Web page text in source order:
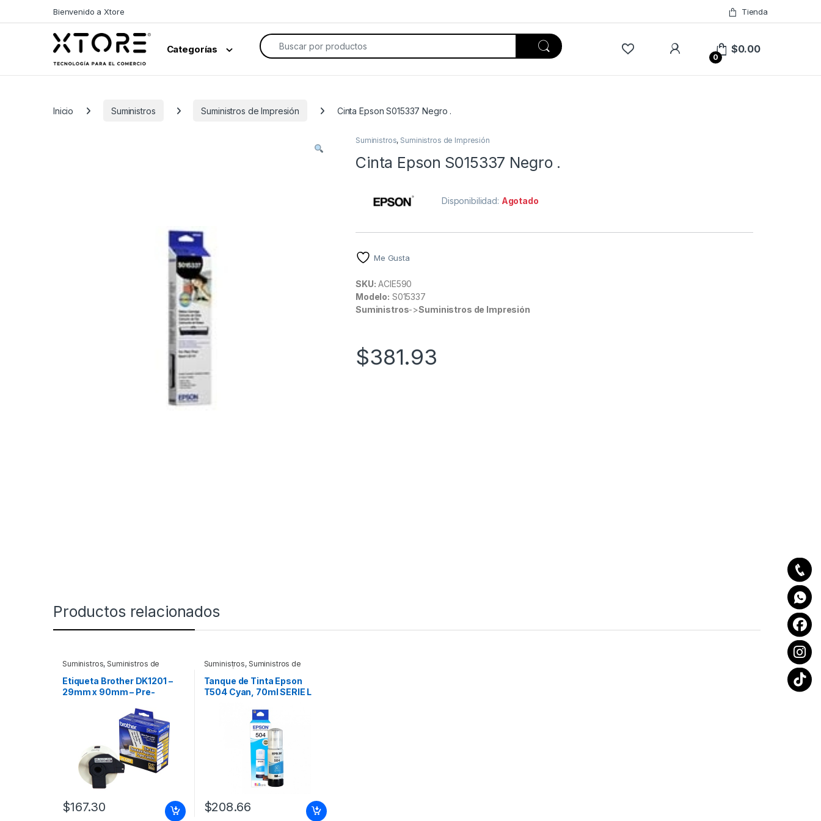
Bienvenido a Xtore Tienda
Categorías
Search for:
0
$0.00
Inicio Suministros Suministros de Impresión Cinta Epson S015337 Negro .
Suministros, Suministros de Impresión
Cinta Epson S015337 Negro .
Disponibilidad: Agotado
Me Gusta
SKU: ACIE590
Modelo: S015337
Suministros->Suministros de Impresión
$381.93
Productos relacionados
Suministros,Suministros de
Etiqueta Brother DK1201 –
29mm x 90mm – Pre-
$167.30
Suministros, Suministros de
Impresión
Tanque de Tinta Epson
T504 Cyan, 70ml SERIE L
$208.66